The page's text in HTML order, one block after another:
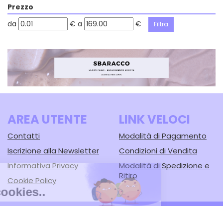
Prezzo
filtra
da € filtra
a €
AREA UTENTE
Contatti
Iscrizione alla Newsletter
Informativa Privacy
Cookie Policy
LINK VELOCI
Modalità di Pagamento
Condizioni di Vendita
Modalità di Spedizione e
Ritiro